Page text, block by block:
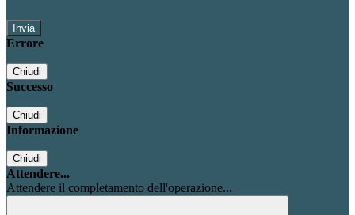
Errore
Chiudi
Successo
Chiudi
Informazione
Chiudi
Attendere...
Attendere il completamento dell'operazione...